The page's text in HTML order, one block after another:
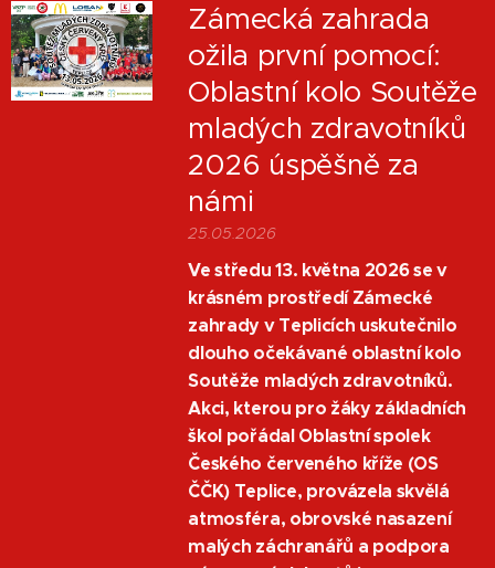
Zámecká zahrada
ožila první pomocí:
Oblastní kolo Soutěže
mladých zdravotníků
2026 úspěšně za
námi
25.05.2026
Ve středu 13. května 2026 se v
krásném prostředí Zámecké
zahrady v Teplicích uskutečnilo
dlouho očekávané oblastní kolo
Soutěže mladých zdravotníků.
Akci, kterou pro žáky základních
škol pořádal Oblastní spolek
Českého červeného kříže (OS
ČČK) Teplice, provázela skvělá
atmosféra, obrovské nasazení
malých záchranářů a podpora